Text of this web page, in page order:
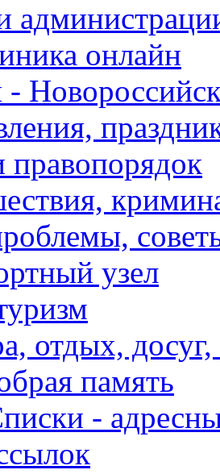
онлайн
-
правопорядок
узел
отдых,
память
-